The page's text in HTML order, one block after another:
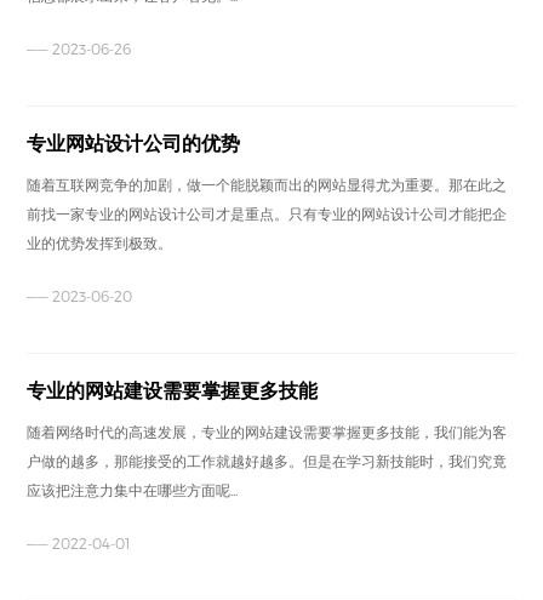
—— 2023-06-26
专业网站设计公司的优势
随着互联网竞争的加剧，做一个能脱颖而出的网站显得尤为重要。那在此之
前找一家专业的网站设计公司才是重点。只有专业的网站设计公司才能把企
业的优势发挥到极致。
—— 2023-06-20
专业的网站建设需要掌握更多技能
随着网络时代的高速发展，专业的网站建设需要掌握更多技能，我们能为客
户做的越多，那能接受的工作就越好越多。但是在学习新技能时，我们究竟
应该把注意力集中在哪些方面呢...
—— 2022-04-01